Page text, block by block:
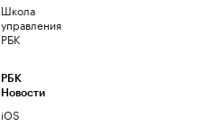
Школа
управления
РБК
РБК
Новости
iOS